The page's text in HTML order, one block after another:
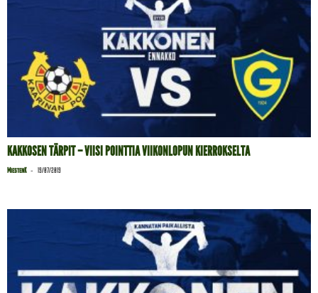
KAKKOSEN TÄRPIT – VIISI POINTTIA VIIKONLOPUN KIERROKSELTA
MiestenK - 19/07/2019